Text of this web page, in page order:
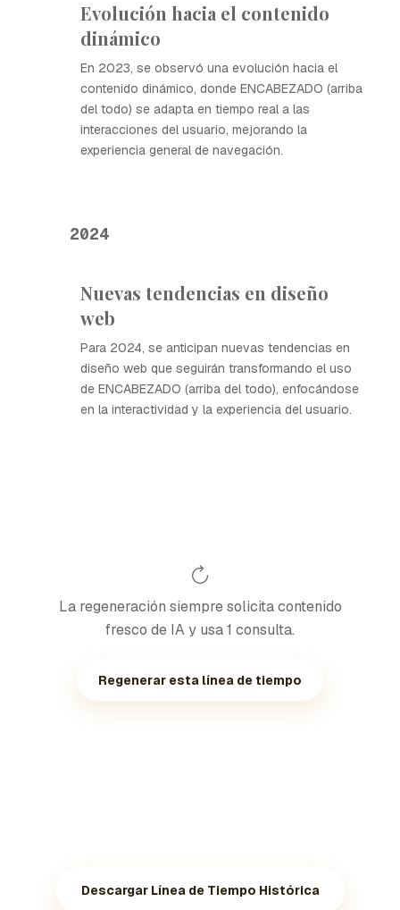
Evolución hacia el contenido
dinámico
En 2023, se observó una evolución hacia el
contenido dinámico, donde ENCABEZADO (arriba
del todo) se adapta en tiempo real a las
interacciones del usuario, mejorando la
experiencia general de navegación.
2024
Nuevas tendencias en diseño
web
Para 2024, se anticipan nuevas tendencias en
diseño web que seguirán transformando el uso
de ENCABEZADO (arriba del todo), enfocándose
en la interactividad y la experiencia del usuario.
La regeneración siempre solicita contenido
fresco de IA y usa 1 consulta.
Regenerar esta línea de tiempo
Descargar Línea de Tiempo Histórica